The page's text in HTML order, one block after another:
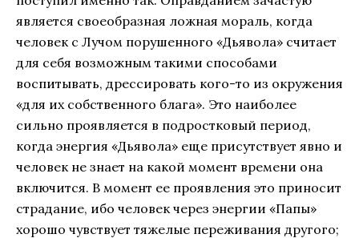
является своеобразная ложная мораль, когда
человек с Лучом порушенного «Дьявола» считает
для себя возможным такими способами
воспитывать, дрессировать кого-то из окружения
«для их собственного блага». Это наиболее
сильно проявляется в подростковый период,
когда энергия «Дьявола» еще присутствует явно и
человек не знает на какой момент времени она
включится. В момент ее проявления это приносит
страдание, ибо человек через энергии «Папы»
хорошо чувствует тяжелые переживания другого;